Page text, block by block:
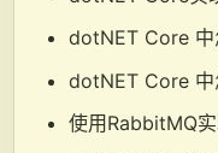
dotNET Core 中
dotNET Core 中
使用RabbitMQ